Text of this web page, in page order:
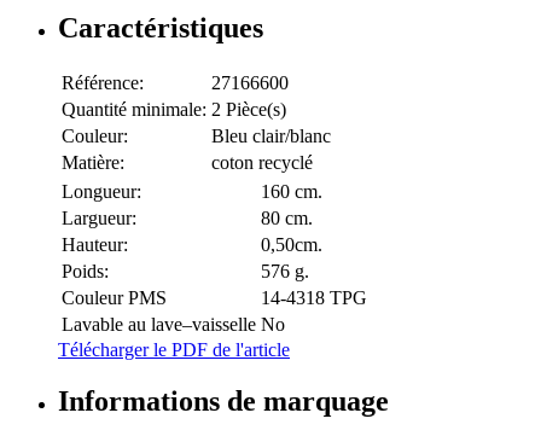
Caractéristiques
Référence:
27166600
Quantité minimale: 2 Pièce(s)
Couleur:
Bleu clair/blanc
Matière:
coton recyclé
Longueur:
160 cm.
Largueur:
80 cm.
Hauteur:
0,50cm.
Poids:
576 g.
Couleur PMS
14-4318 TPG
Lavable au lave–vaisselle No
Télécharger le PDF de l'article
Informations de marquage